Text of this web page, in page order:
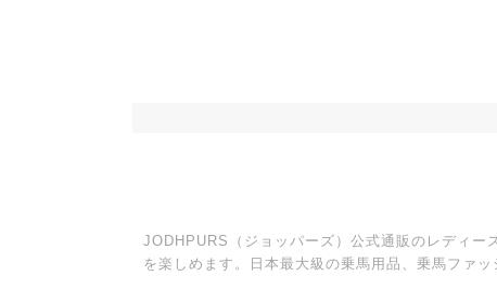
JODHPURS（ジョッパーズ）公式通販のレディー
を楽しめます。日本最大級の乗馬用品、乗馬ファッ